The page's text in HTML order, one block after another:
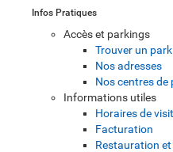
Infos Pratiques
Accès et parkings
Trouver un
Nos adresses
Nos centres de
Informations utiles
Horaires de
Facturation
Restauration et